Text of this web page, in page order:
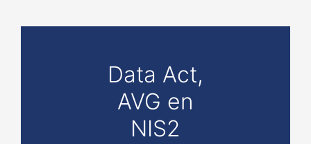
Data Act,
AVG en
NIS2